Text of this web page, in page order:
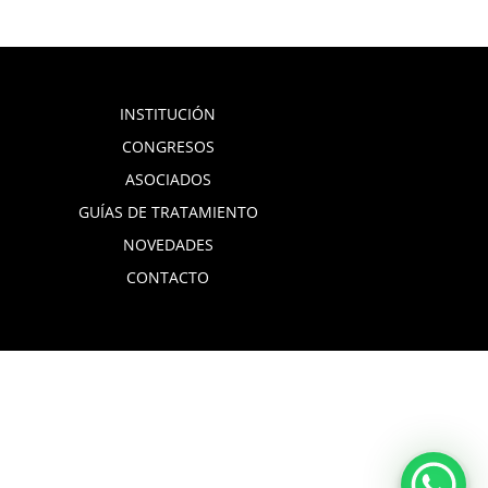
INSTITUCIÓN
CONGRESOS
ASOCIADOS
GUÍAS DE TRATAMIENTO
NOVEDADES
CONTACTO